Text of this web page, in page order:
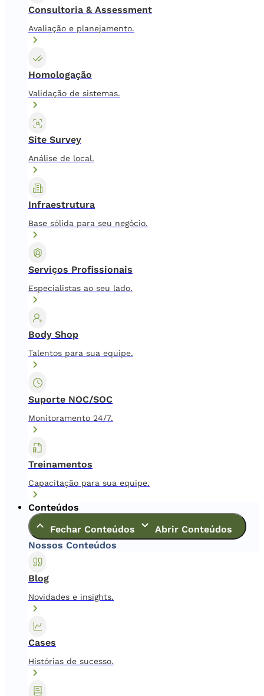
Consultoria & Assessment
Avaliação e planejamento.
Homologação
Validação de sistemas.
Site Survey
Análise de local.
Infraestrutura
Base sólida para seu negócio.
Serviços Profissionais
Especialistas ao seu lado.
Body Shop
Talentos para sua equipe.
Suporte NOC/SOC
Monitoramento 24/7.
Treinamentos
Capacitação para sua equipe.
Conteúdos
Fechar Conteúdos
Abrir Conteúdos
Nossos Conteúdos
Blog
Novidades e insights.
Cases
Histórias de sucesso.